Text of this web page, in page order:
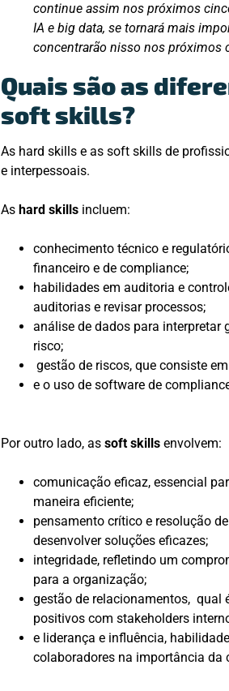
continue assim nos próximos
IA e big data, se tornará mais
concentrarão nisso nos próximos
Quais são as
soft skills?
As hard skills e as soft skills de
e interpessoais.
As hard skills incluem:
conhecimento técnico e
financeiro e de compliance;
habilidades em auditoria e
auditorias e revisar processos;
análise de dados para interpretar
risco;
gestão de riscos, que consiste
e o uso de software de
Por outro lado, as soft skills envolvem:
comunicação eficaz, essencial
maneira eficiente;
pensamento crítico e resolução
desenvolver soluções eficazes;
integridade, refletindo um
para a organização;
gestão de relacionamentos, qual
positivos com stakeholders
e liderança e influência,
colaboradores na importância da